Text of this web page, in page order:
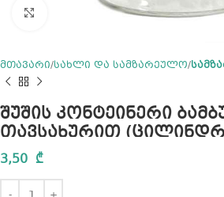
Click to enlarge
მთავარი სახლი და სამზარეულო
შუშის კონტეინერი
თავსახურით
ფორმის) 300გრ
3,50 ₾